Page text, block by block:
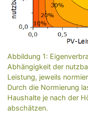
Abbildung 1:
Abhängigkeit der
Leistung, jeweils
Durch die Normierung
Haushalte je nach der
abschätzen.